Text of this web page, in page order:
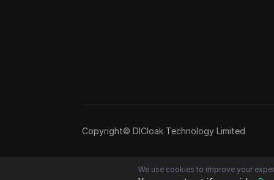
Copyright© DICloak Technology Limited
We use cookies to improve your